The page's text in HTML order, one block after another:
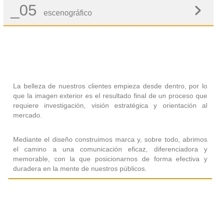
_05 escenográfico
La belleza de nuestros clientes empieza desde dentro, por lo
que la imagen exterior es el resultado final de un proceso que
requiere investigación, visión estratégica y orientación al
mercado.
Mediante el diseño construimos marca y, sobre todo, abrimos
el camino a una comunicación eficaz, diferenciadora y
memorable, con la que posicionarnos de forma efectiva y
duradera en la mente de nuestros públicos.